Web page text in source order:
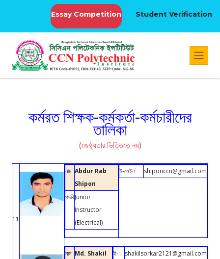
Essay Competition Student Verification
কর্মরত শিক্ষক-কর্মকর্তা-কর্মচারীদের
তালিকা
(জেষ্ঠ্যতার ভিত্তিতে নয়)
11
নাম Abdur Rab
Shipon
পদবিJunior
Instructor
(Electrical)
ই-মেইল shiponccn@gmail.com
নাম Md. Shakil
ই-
shakilsorkar2121@gmail.com